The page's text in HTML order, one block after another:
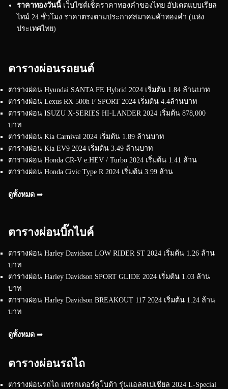
ราคาทองวันนี้ เว็บไซต์เช็คราคาทองคำของไทย อัปเดตแบบเรียล
ไทม์ 24 ชั่วโมง ราคาตรงตามประกาศสมาคมค้าทองคำ (แห่ง
ประเทศไทย)
ตารางผ่อนรถยนต์
ตารางผ่อน Hyundai SANTA FE Hybrid 2024 เริ่มต้น 1.84 ล้านบาท
ตารางผ่อน Lexus RX 500h F SPORT 2024 เริ่มต้น 4.4ล้านบาท
ตารางผ่อน ISUZU X-SERIES HI-LANDER 2024 เริ่มต้น 878,000
บาท
ตารางผ่อน Kia Carnival 2024 เริ่มต้น 1.89 ล้านบาท
ตารางผ่อน Kia EV9 2024 เริ่มต้น 3.49 ล้านบาท
ตารางผ่อน Honda CR-V e:HEV / Turbo 2024 เริ่มต้น 1.41 ล้าน
ตารางผ่อน Honda Civic Type R 2024 เริ่มต้น 3.99 ล้าน
ดูทั้งหมด ➟
ตารางผ่อนบิ๊กไบค์
ตารางผ่อน Harley Davidson LOW RIDER ST 2024 เริ่มต้น 1.26 ล้าน
บาท
ตารางผ่อน Harley Davidson SPORT GLIDE 2024 เริ่มต้น 1.03 ล้าน
บาท
ตารางผ่อน Harley Davidson BREAKOUT 117 2024 เริ่มต้น 1.24 ล้าน
บาท
ดูทั้งหมด ➟
ตารางผ่อนรถไถ
ตารางผ่อนรถไถ แทรกเตอร์คูโบต้า รุ่นแอลสเปเชียล 2024 L-Special